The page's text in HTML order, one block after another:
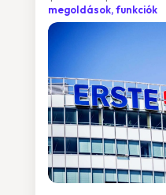
megoldások, funkciók